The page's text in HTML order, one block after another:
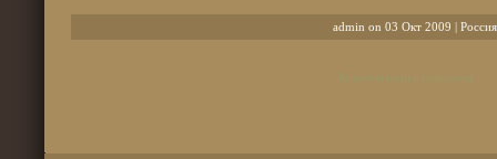
admin on 03 Окт 2009 | Россия